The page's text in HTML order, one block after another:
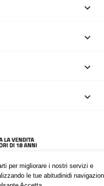
per migliorare i nostri servizi e
le tue abitudinidi



